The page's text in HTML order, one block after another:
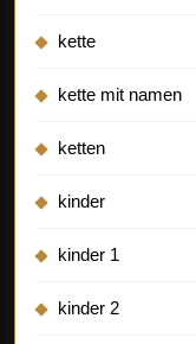
kette
kette mit namen
ketten
kinder
kinder 1
kinder 2